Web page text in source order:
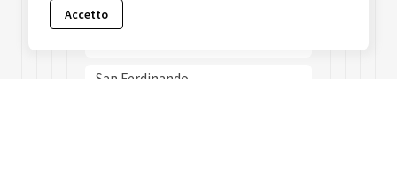
Posillipo
San Ferdinando
Accetto